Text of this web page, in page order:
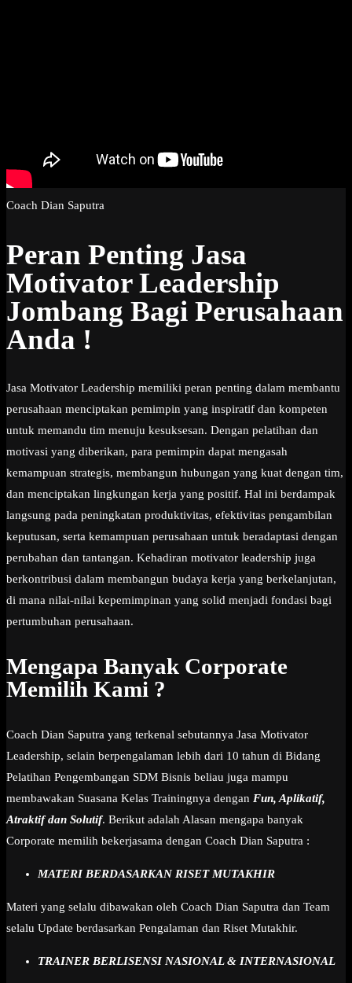
Coach Dian Saputra
Peran Penting Jasa
Motivator Leadership
Jombang Bagi Perusahaan
Anda !
Jasa Motivator Leadership memiliki peran penting dalam membantu
perusahaan menciptakan pemimpin yang inspiratif dan kompeten
untuk memandu tim menuju kesuksesan. Dengan pelatihan dan
motivasi yang diberikan, para pemimpin dapat mengasah
kemampuan strategis, membangun hubungan yang kuat dengan tim,
dan menciptakan lingkungan kerja yang positif. Hal ini berdampak
langsung pada peningkatan produktivitas, efektivitas pengambilan
keputusan, serta kemampuan perusahaan untuk beradaptasi dengan
perubahan dan tantangan. Kehadiran motivator leadership juga
berkontribusi dalam membangun budaya kerja yang berkelanjutan,
di mana nilai-nilai kepemimpinan yang solid menjadi fondasi bagi
pertumbuhan perusahaan.
Mengapa Banyak Corporate
Memilih Kami ?
Coach Dian Saputra yang terkenal sebutannya Jasa Motivator
Leadership, selain berpengalaman lebih dari 10 tahun di Bidang
Pelatihan Pengembangan SDM Bisnis beliau juga mampu
membawakan Suasana Kelas Trainingnya dengan Fun, Aplikatif,
Atraktif dan Solutif. Berikut adalah Alasan mengapa banyak
Corporate memilih bekerjasama dengan Coach Dian Saputra :
MATERI BERDASARKAN RISET MUTAKHIR
Materi yang selalu dibawakan oleh Coach Dian Saputra dan Team
selalu Update berdasarkan Pengalaman dan Riset Mutakhir.
TRAINER BERLISENSI NASIONAL & INTERNASIONAL